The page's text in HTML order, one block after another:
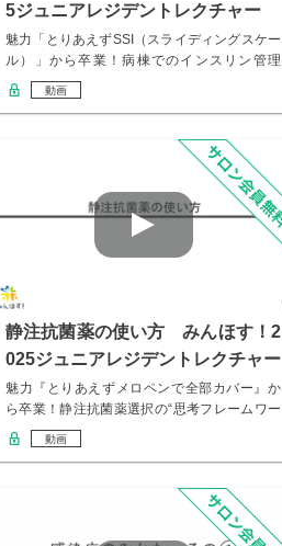
5ジュニアレジデントレクチャー
魅力「とりあえずSSI（スライディングスケー
ル）」から卒業！病棟でのインスリン管理
の“思考…
動画
静注抗菌薬の使い方 みんほす！2
025ジュニアレジデントレクチャー
魅力『とりあえずメロペンで全部カバー』か
ら卒業！静注抗菌薬選択の“思考フレームワー
ク”を症…
動画